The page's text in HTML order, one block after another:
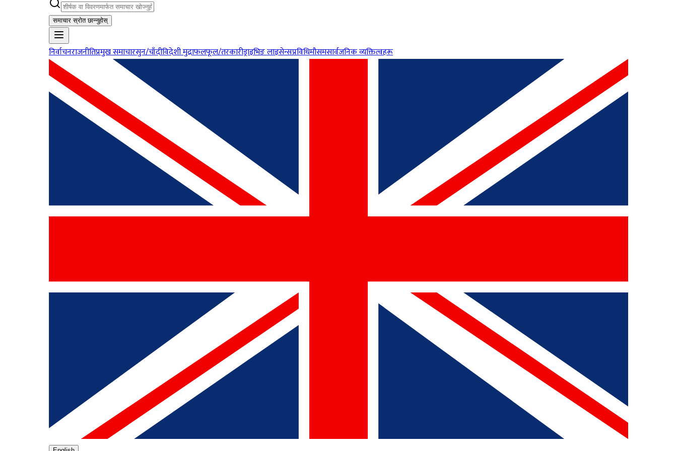
समाचार स्रोत छान्नुहोस्
निर्वाचनराजनीतिप्रमुख समाचारसुन/चाँदीविदेशी मुद्राफलफूल/तरकारीड्राइभिङ लाइसेन्सप्रविधिमौसमसार्वजनिक व्यक्तित्वहरू